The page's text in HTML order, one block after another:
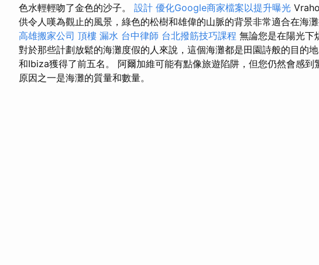
色水輕輕吻了金色的沙子。 設計 優化Google商家檔案以提升曝光
供令人嘆為觀止的風景，綠色的松樹和雄偉的山脈的背景非常適合在海
高雄搬家公司 頂樓 漏水 台中律師 台北撥筋技巧課程 無論您是在陽光下
對於那些計劃放鬆的海灘度假的人來說，這個海灘都是田園詩般的目的
和Ibiza獲得了前五名。 阿爾加維可能有點像旅遊陷阱，但您仍然會感到
原因之一是海灘的質量和數量。